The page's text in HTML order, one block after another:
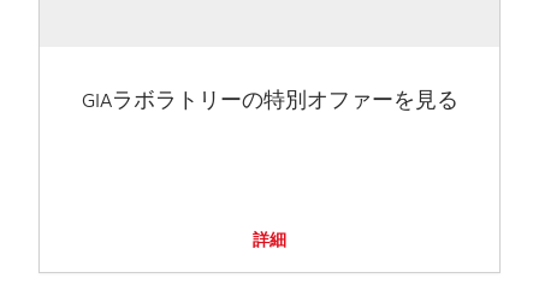
GIAラボラトリーの特別オファーを見る
詳細